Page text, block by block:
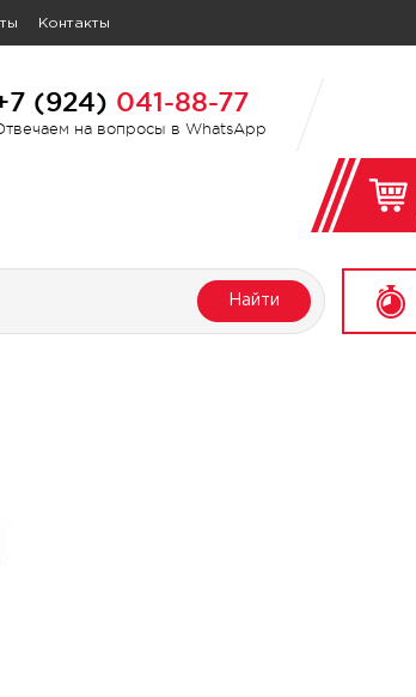
Контакты
(924) 041-88-77
на вопросы в WhatsApp
Найти